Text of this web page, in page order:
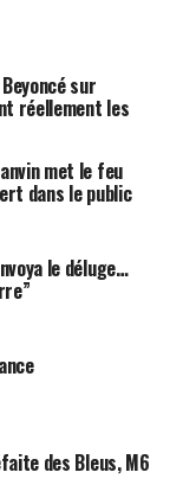
la poésie des
des visuels en
sur trois
offre au
permet le
alors d’une
ressemblant à
Zita
histoire qu’elle
ni fin. Un film
La fenêtre
on parvient
sur
réellement les
met le feu
dans le public
le déluge…
des Bleus, M6